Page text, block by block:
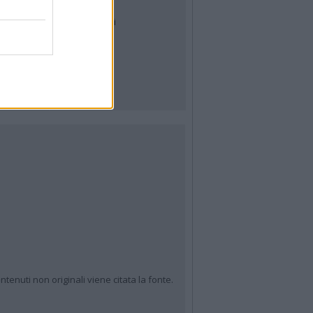
Articoli più letti
non originali viene citata la fonte.